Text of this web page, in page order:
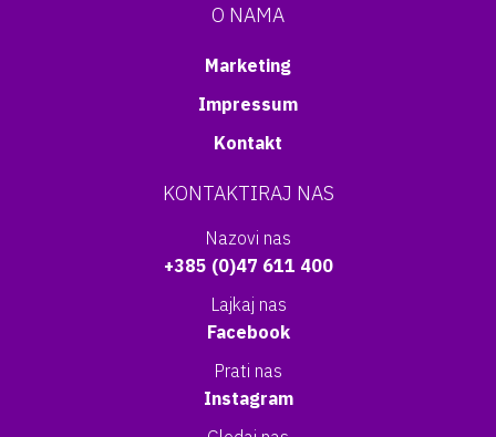
O NAMA
Marketing
Impressum
Kontakt
KONTAKTIRAJ NAS
Nazovi nas
+385 (0)47 611 400
Lajkaj nas
Facebook
Prati nas
Instagram